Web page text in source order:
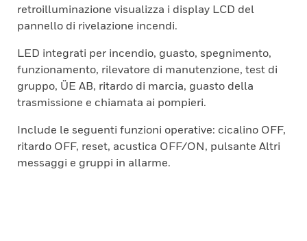
retroilluminazione visualizza i display LCD del
pannello di rivelazione incendi.
LED integrati per incendio, guasto, spegnimento,
funzionamento, rilevatore di manutenzione, test di
gruppo, ÜE AB, ritardo di marcia, guasto della
trasmissione e chiamata ai pompieri.
Include le seguenti funzioni operative: cicalino OFF,
ritardo OFF, reset, acustica OFF/ON, pulsante Altri
messaggi e gruppi in allarme.